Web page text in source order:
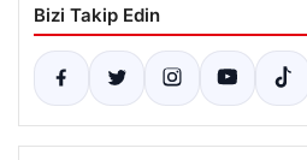
Bizi Takip Edin